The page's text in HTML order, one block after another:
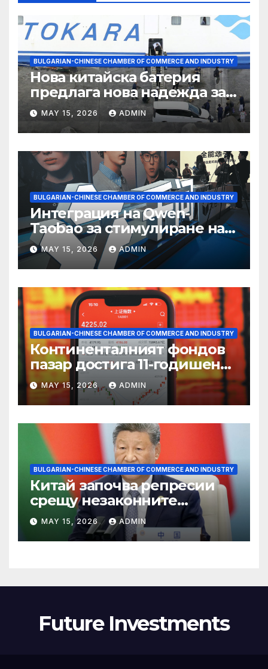
BULGARIAN-CHINESE CHAMBER OF COMMERCE AND INDUSTRY
Нова китайска батерия
предлага нова надежда за
съхранение на водород
MAY 15, 2026 ADMIN
BULGARIAN-CHINESE CHAMBER OF COMMERCE AND INDUSTRY
Интеграция на Qwen-
Taobao за стимулиране на
пазаруването 618
MAY 15, 2026 ADMIN
BULGARIAN-CHINESE CHAMBER OF COMMERCE AND INDUSTRY
Континенталният фондов
пазар достига 11-годишен
връх
MAY 15, 2026 ADMIN
BULGARIAN-CHINESE CHAMBER OF COMMERCE AND INDUSTRY
Китай започва репресии
срещу незаконните
практики в сектора на TCM
MAY 15, 2026 ADMIN
Future Investments